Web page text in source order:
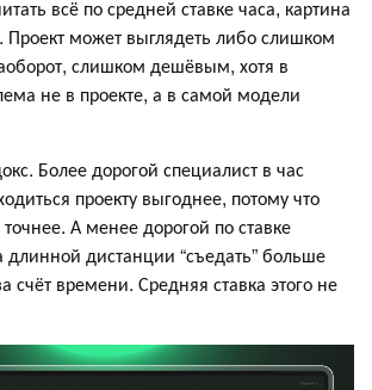
всё по средней ставке часа, картина
Проект может выглядеть либо слишком
слишком дешёвым, хотя в
не в проекте, а в самой модели
Более дорогой специалист в час
проекту выгоднее, потому что
А менее дорогой по ставке
дистанции “съедать” больше
счёт времени. Средняя ставка этого не